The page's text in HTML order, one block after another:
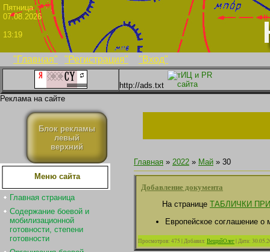
"Главная" "Регистрация" "Вход"
07.08.2026
13:19
http://ads.txt
Реклама на сайте
Блок рекламы
левый
верхний
Меню сайта
Главная страница
Содержание боевой и
мобилизационной
готовности, степени
готовности
Главная » 2022 » Май » 30
Добавление документа
На странице ТАБЛИЧКИ
Европейское соглашение о
Просмотров: 475 |Добавил: ВещийОлег|Дата: